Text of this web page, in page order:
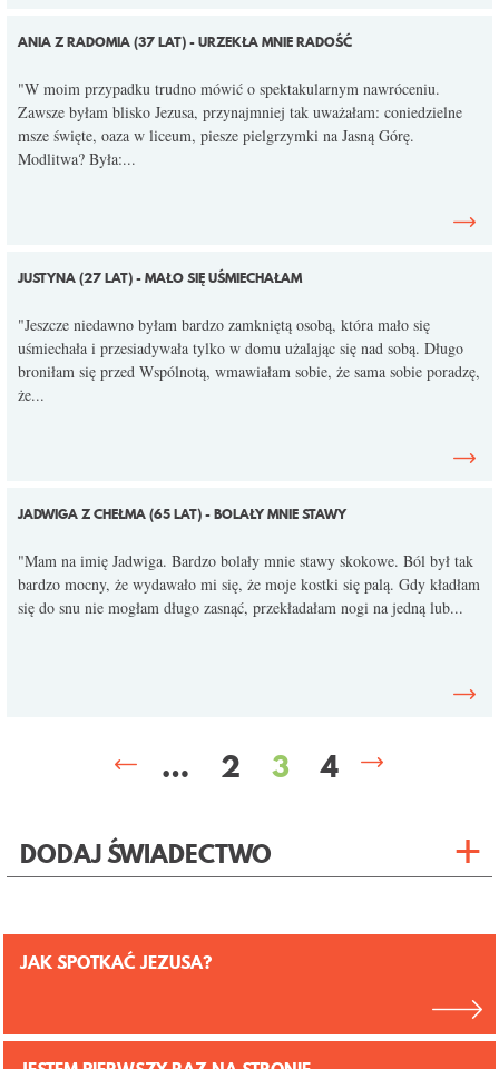
ANIA Z RADOMIA (37 LAT) - URZEKŁA MNIE RADOŚĆ
"W moim przypadku trudno mówić o spektakularnym nawróceniu.
Zawsze byłam blisko Jezusa, przynajmniej tak uważałam: coniedzielne
msze święte, oaza w liceum, piesze pielgrzymki na Jasną Górę.
Modlitwa? Była:...
JUSTYNA (27 LAT) - MAŁO SIĘ UŚMIECHAŁAM
"Jeszcze niedawno byłam bardzo zamkniętą osobą, która mało się
uśmiechała i przesiadywała tylko w domu użalając się nad sobą. Długo
broniłam się przed Wspólnotą, wmawiałam sobie, że sama sobie poradzę,
że...
JADWIGA Z CHEŁMA (65 LAT) - BOLAŁY MNIE STAWY
"Mam na imię Jadwiga. Bardzo bolały mnie stawy skokowe. Ból był tak
bardzo mocny, że wydawało mi się, że moje kostki się palą. Gdy kładłam
się do snu nie mogłam długo zasnąć, przekładałam nogi na jedną lub...
… 2 3 4
DODAJ ŚWIADECTWO
JAK SPOTKAĆ JEZUSA?